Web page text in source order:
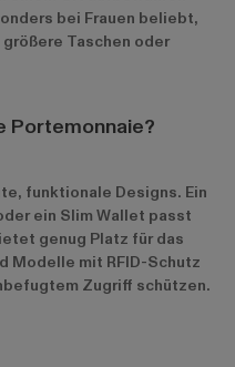
bei Frauen beliebt,
Taschen oder
Portemonnaie?
funktionale Designs. Ein
ein Slim Wallet passt
genug Platz für das
Modelle mit RFID-Schutz
Zugriff schützen.